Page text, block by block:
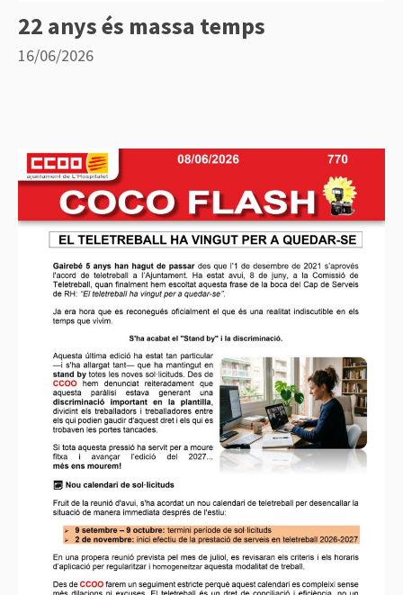
22 anys és massa temps
16/06/2026